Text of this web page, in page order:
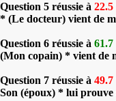
Question 5 réussie à
* (Le docteur) vient de
Question 6 réussie à
(Mon copain) * vient de
Question 7 réussie à
Son (époux) * lui